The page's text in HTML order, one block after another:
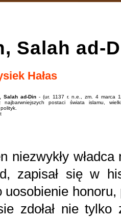
Salah ad-
Hałas
Salah ad-Din- (ur. 1137 r. n.e., zm. 4 marca
najbarwniejszych postaci świata islamu,
niezwykły
zapisał się w
zdołał nie